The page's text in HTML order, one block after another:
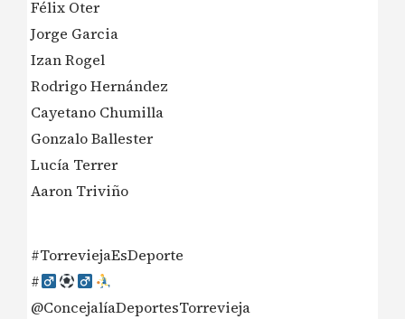
Félix Oter
Jorge Garcia
Izan Rogel
Rodrigo Hernández
Cayetano Chumilla
Gonzalo Ballester
Lucía Terrer
Aaron Triviño
#TorreviejaEsDeporte
#‍
@ConcejalíaDeportesTorrevieja